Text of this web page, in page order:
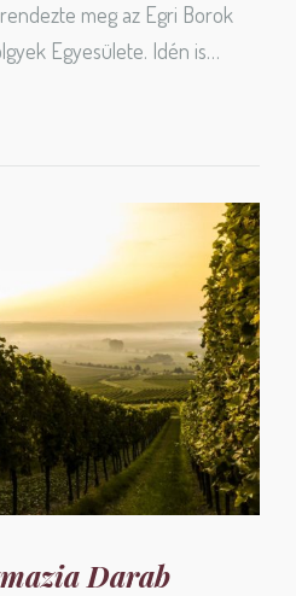
meg az Egri Borok
Egyesülete. Idén is…
Darab